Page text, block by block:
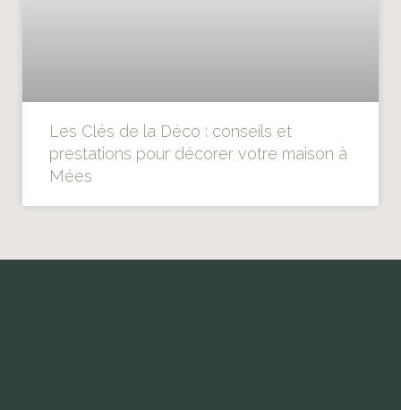
Les Clés de la Déco : conseils et
prestations pour décorer votre maison à
Mées